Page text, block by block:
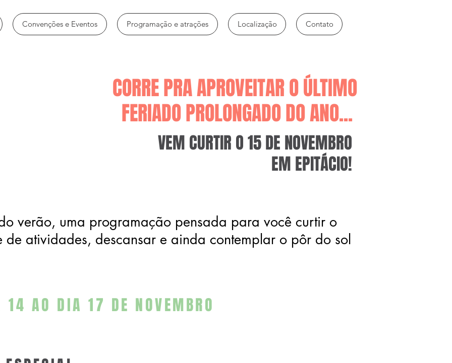
Convenções e Eventos Programação e atrações Localização Contato
CORRE PRA APROVEITAR O ÚLTIMO
FERIADO PROLONGADO DO ANO...
VEM CURTIR O 15 DE NOVEMBRO
EM EPITÁCIO!
verão, uma programação pensada para você curtir o
atividades, descansar e ainda contemplar o pôr do sol
14 AO DIA 17 DE NOVEMBRO